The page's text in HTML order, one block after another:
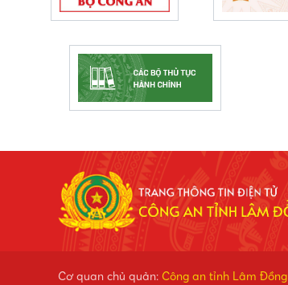
Cơ quan chủ quản: Công an tỉnh Lâm Đồng